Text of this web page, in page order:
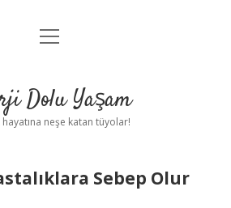
Anasayfa
Yasal Uyarı
menüyü
Dolu Yaşam
hayatına neşe katan tüyolar!
Sebep Olur